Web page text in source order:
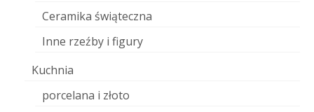
Ceramika świąteczna
Inne rzeźby i figury
Kuchnia
porcelana i złoto